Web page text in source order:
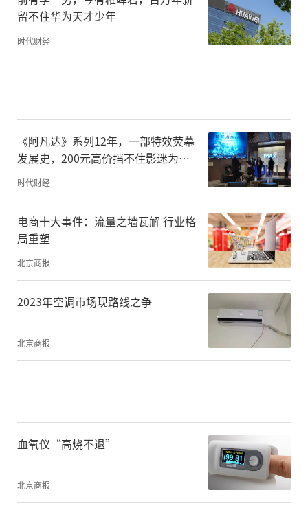
留不住华为天才少年
时代财经
《阿凡达》系列12年，一部特效荧幕
发展史，200元高价挡不住影迷为
IMAX买单
时代财经
电商十大事件：流量之墙瓦解 行业格
局重塑
北京商报
2023年空调市场现路线之争
北京商报
血氧仪“高烧不退”
北京商报